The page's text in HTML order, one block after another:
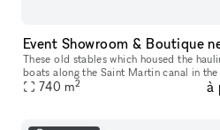
Event Showroom & Boutique
These old stables which housed the
boats along the Saint Martin canal in
Fonderies du Tarn” before becoming a
740 m2 à